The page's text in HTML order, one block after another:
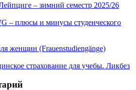
– зимний семестр 2025/26
– плюсы и минусы студенческого
женщин (Frauenstudiengänge)
страхование для учебы. Ликбез